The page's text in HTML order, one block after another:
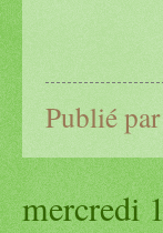
Publié par
mercredi